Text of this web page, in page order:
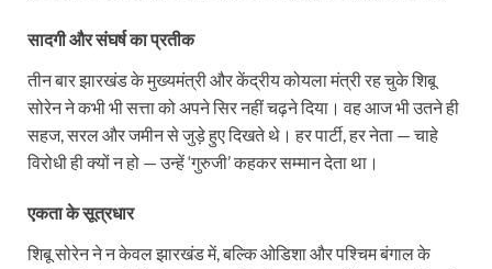
सादगी और संघर्ष का प्रतीक
तीन बार झारखंड के मुख्यमंत्री और केंद्रीय कोयला मंत्री रह चुके शिबू
सोरेन ने कभी भी सत्ता को अपने सिर नहीं चढ़ने दिया। वह आज भी उतने ही
सहज, सरल और जमीन से जुड़े हुए दिखते थे। हर पार्टी, हर नेता — चाहे
विरोधी ही क्यों न हो — उन्हें ‘गुरुजी’ कहकर सम्मान देता था।
एकता के सूत्रधार
शिबू सोरेन ने न केवल झारखंड में, बल्कि ओडिशा और पश्चिम बंगाल के